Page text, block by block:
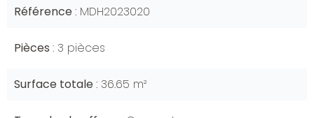
Référence MDH2023020
Pièces 3 pièces
Surface totale 36.65 m²